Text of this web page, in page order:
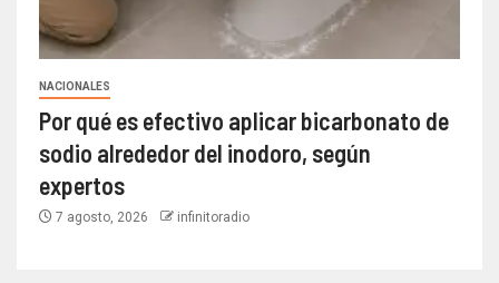
NACIONALES
Por qué es efectivo aplicar bicarbonato de
sodio alrededor del inodoro, según
expertos
7 agosto, 2026 infinitoradio